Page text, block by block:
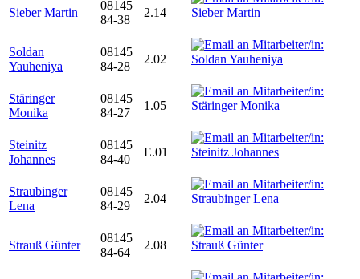
Sieber Martin
08145
84-38
2.14
Soldan
Yauheniya
08145
84-28
2.02
Stäringer
Monika
08145
84-27
1.05
Steinitz
Johannes
08145
84-40
E.01
Straubinger
Lena
08145
84-29
2.04
Strauß Günter
08145
84-64
2.08